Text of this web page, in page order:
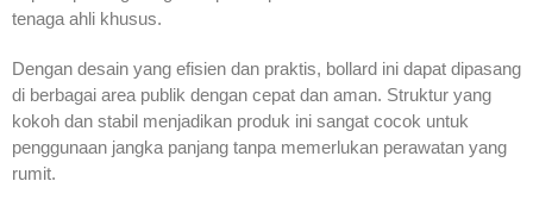
tenaga ahli khusus.
Dengan desain yang efisien dan praktis, bollard ini dapat dipasang
di berbagai area publik dengan cepat dan aman. Struktur yang
kokoh dan stabil menjadikan produk ini sangat cocok untuk
penggunaan jangka panjang tanpa memerlukan perawatan yang
rumit.